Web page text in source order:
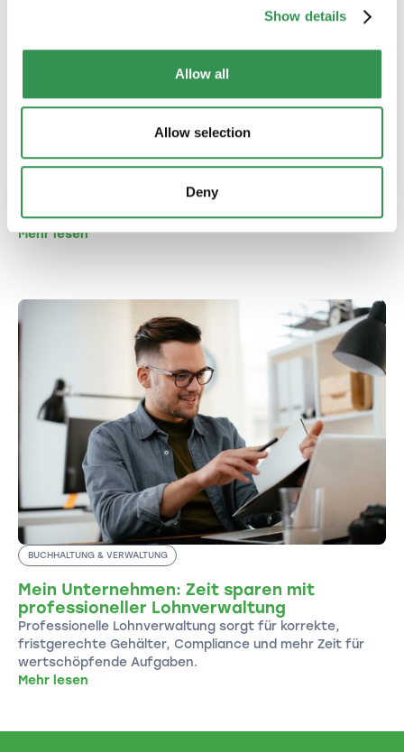
Show details
Allow all
Allow selection
Deny
BUCHHALTUNG & VERWALTUNG
Mein Unternehmen: Buchhaltungsfehler
durch Auslagerung vermeiden
und schafft Zeit fürs Kerngeschäft. Eine sichere und
effiziente Wahl für nachhaltiges Wachstum.
Mehr lesen
BUCHHALTUNG & VERWALTUNG
Mein Unternehmen: Zeit sparen mit
professioneller Lohnverwaltung
Professionelle Lohnverwaltung sorgt für korrekte,
fristgerechte Gehälter, Compliance und mehr Zeit für
wertschöpfende Aufgaben.
Mehr lesen